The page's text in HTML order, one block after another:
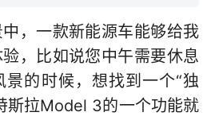
，一款新能源车能够给我
，比如说您中午需要休息
景的时候，想找到一个“独
斯拉Model 3的一个功能就